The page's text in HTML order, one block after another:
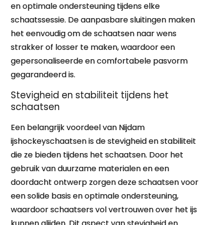
en optimale ondersteuning tijdens elke
schaatssessie. De aanpasbare sluitingen maken
het eenvoudig om de schaatsen naar wens
strakker of losser te maken, waardoor een
gepersonaliseerde en comfortabele pasvorm
gegarandeerd is.
Stevigheid en stabiliteit tijdens het
schaatsen
Een belangrijk voordeel van Nijdam
ijshockeyschaatsen is de stevigheid en stabiliteit
die ze bieden tijdens het schaatsen. Door het
gebruik van duurzame materialen en een
doordacht ontwerp zorgen deze schaatsen voor
een solide basis en optimale ondersteuning,
waardoor schaatsers vol vertrouwen over het ijs